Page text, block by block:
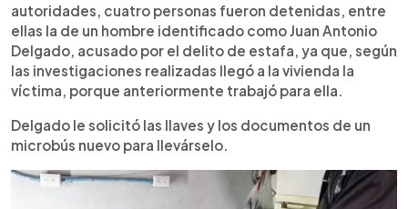
autoridades, cuatro personas fueron detenidas, entre
ellas la de un hombre identificado como Juan Antonio
Delgado, acusado por el delito de estafa, ya que, según
las investigaciones realizadas llegó a la vivienda la
víctima, porque anteriormente trabajó para ella.
Delgado le solicitó las llaves y los documentos de un
microbús nuevo para llevárselo.